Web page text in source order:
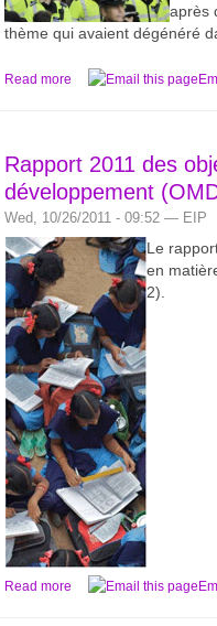
après
thème qui avaient dégénéré
Read more
Rapport 2011 des
développement
Wed, 10/26/2011 - 09:52 — EIP
Le
en
2).
Read more